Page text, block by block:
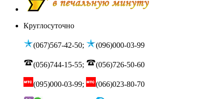
Круглосуточно
(067)567-42-50; (096)000-03-99
(056)744-15-55; (056)726-50-60
(095)000-03-99; (066)023-80-70